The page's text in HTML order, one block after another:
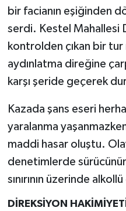
bir facianın eşiğinden
serdi. Kestel Mahallesi
kontrolden çıkan bir
aydınlatma direğine
karşı şeride geçerek
Kazada şans eseri
yaralanma
maddi hasar oluştu.
denetimlerde
sınırının üzerinde
DİREKSİYON